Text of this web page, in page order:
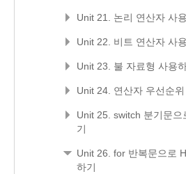
Unit 21. 논리 연산자 사
Unit 22. 비트 연산자 사
Unit 23. 불 자료형 사용
Unit 24. 연산자 우선순
Unit 25. switch 분기문
기
Unit 26. for 반복문으로
하기